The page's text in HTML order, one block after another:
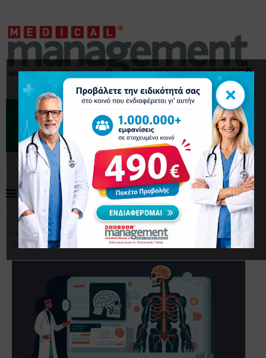
Home Επικαιρότητα
ChatGPT: Δεν είναι σε θέση να
αντικαταστήσει τους επαγγελματίες υγείας
×
×